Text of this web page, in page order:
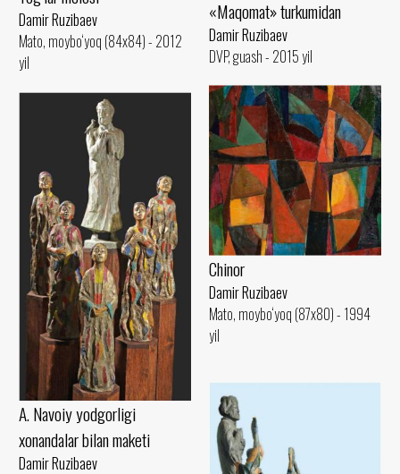
«Maqomat» turkumidan
Damir Ruzibaev
DVP, guash - 2015 yil
Damir Ruzibaev
Mato, moybo‘yoq (84x84) - 2012
yil
Chinor
Damir Ruzibaev
Mato, moybo‘yoq (87x80) - 1994
yil
A. Navoiy yodgorligi
xonandalar bilan maketi
Damir Ruzibaev